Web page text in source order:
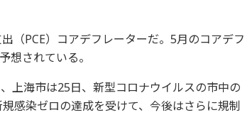
（PCE）コアデフレーターだ。5月のコアデフ
想されている。
上海市は25日、新型コロナウイルスの市中の
感染ゼロの達成を受けて、今後はさらに規制